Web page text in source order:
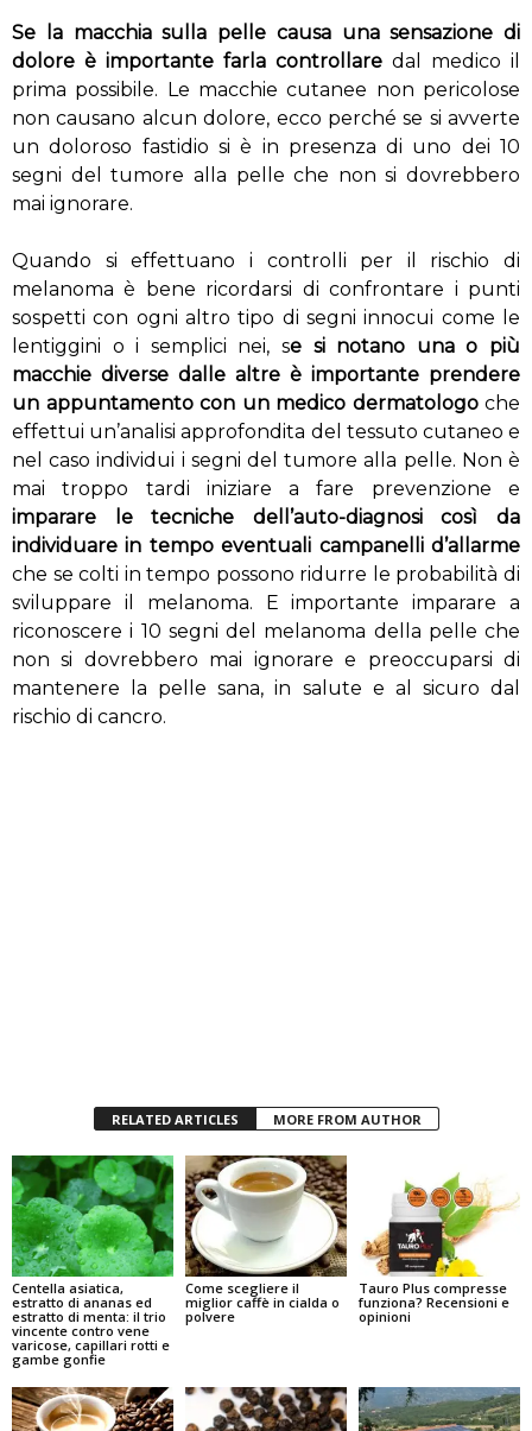
Se la macchia sulla pelle causa una sensazione di
dolore è importante farla controllare dal medico il
prima possibile. Le macchie cutanee non pericolose
non causano alcun dolore, ecco perché se si avverte
un doloroso fastidio si è in presenza di uno dei 10
segni del tumore alla pelle che non si dovrebbero
mai ignorare.
Quando si effettuano i controlli per il rischio di
melanoma è bene ricordarsi di confrontare i punti
sospetti con ogni altro tipo di segni innocui come le
lentiggini o i semplici nei, se si notano una o più
macchie diverse dalle altre è importante prendere
un appuntamento con un medico dermatologoche
effettui un’analisi approfondita del tessuto cutaneo e
nel caso individui i segni del tumore alla pelle. Non è
mai troppo tardi iniziare a fare prevenzione e
imparare le tecniche dell’auto-diagnosi così da
individuare in tempo eventuali campanelli d’allarme
che se colti in tempo possono ridurre le probabilità di
sviluppare il melanoma. E importante imparare a
riconoscere i 10 segni del melanoma della pelle che
non si dovrebbero mai ignorare e preoccuparsi di
mantenere la pelle sana, in salute e al sicuro dal
rischio di cancro.
RELATED ARTICLES MORE FROM AUTHOR
Centella asiatica,
estratto di ananas ed
estratto di menta: il trio
vincente contro vene
varicose, capillari rotti e
gambe gonfie
Come scegliere il
miglior caffè in cialda o
polvere
Tauro Plus compresse
funziona? Recensioni e
opinioni